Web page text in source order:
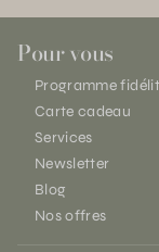
Pour vous
Programme
Carte cadeau
Services
Newsletter
Blog
Nos offres